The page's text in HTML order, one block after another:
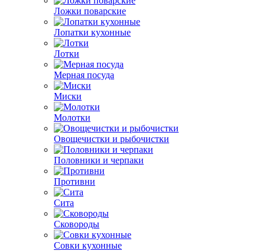
Ложки поварские
Лопатки кухонные
Лотки
Мерная посуда
Миски
Молотки
Овощечистки и рыбочистки
Половники и черпаки
Противни
Сита
Сковороды
Совки кухонные